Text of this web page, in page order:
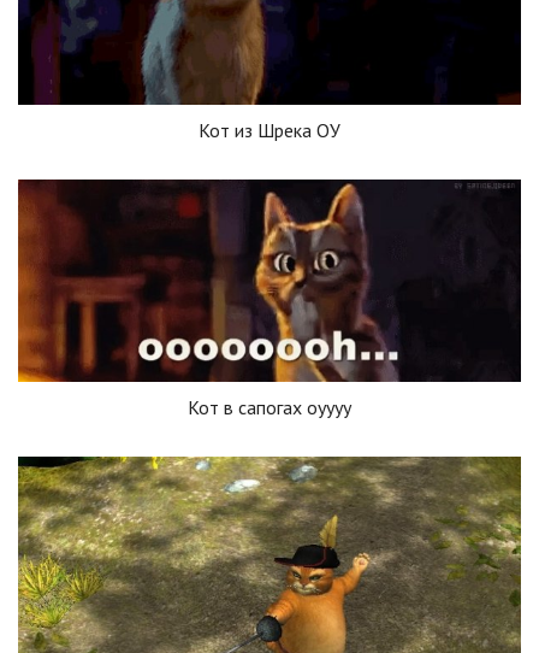
Кот из Шрека ОУ
Кот в сапогах оуууу